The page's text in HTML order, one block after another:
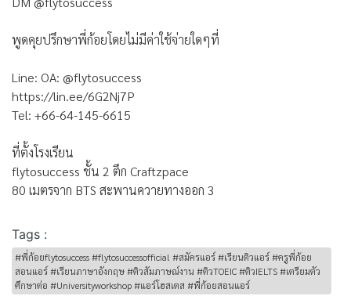
พูดคุยปรึกษาพี่ก้อยโดยไม่มีค่าใช้จ่ายใดๆที่
Line: OA: @flytosuccess
https://lin.ee/6G2Nj7P
Tel: +66-64-145-6615
ที่ตั้งโรงเรียน
flytosuccess ชั้น 2 ตึก Craftzpace
80 เมตรจาก BTS สะพานควายทางออก 3
Tags :
#พี่ก้อยflytosuccess #flytosuccessofficial #สมัครแอร์ #เรียนติวแอร์ #ครูพี่ก้อย
สอนแอร์ #เรียนภาษาอังกฤษ #ติวสัมภาษณ์งาน #ติวTOEIC #ติวIELTS #เตรียมตัว
ศึกษาต่อ #Universityworkshop #แอร์โฮสเตส #พี่ก้อยสอนแอร์